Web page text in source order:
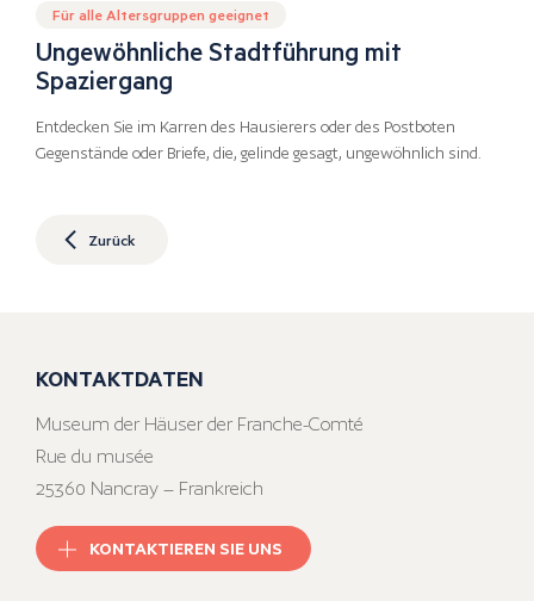
Für alle Altersgruppen geeignet
Ungewöhnliche Stadtführung mit
Spaziergang
Entdecken Sie im Karren des Hausierers oder des Postboten
Gegenstände oder Briefe, die, gelinde gesagt, ungewöhnlich sind.
Zurück
KONTAKTDATEN
Museum der Häuser der Franche-Comté
Rue du musée
25360 Nancray – Frankreich
KONTAKTIEREN SIE UNS